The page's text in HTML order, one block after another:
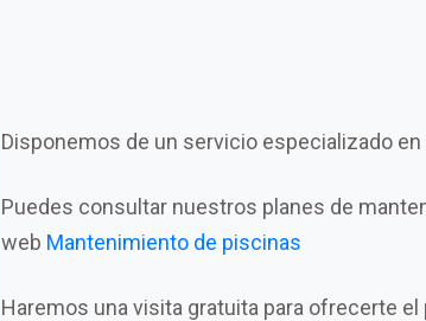
Disponemos de un servicio especializado
Puedes consultar nuestros planes de
web Mantenimiento de piscinas
Haremos una visita gratuita para ofrecerte